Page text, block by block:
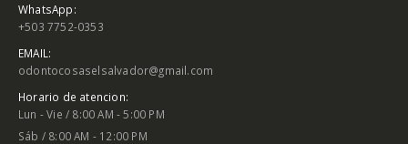
WhatsApp:
+503 7752-0353
EMAIL:
odontocosaselsalvador@gmail.com
Horario de atencion:
Lun - Vie / 8:00 AM - 5:00 PM
Sáb / 8:00 AM - 12:00 PM